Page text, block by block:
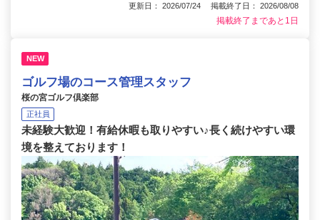
更新日： 2026/07/24 掲載終了日： 2026/08/08
掲載終了まであと1日
NEW
ゴルフ場のコース管理スタッフ
桜の宮ゴルフ倶楽部
正社員
未経験大歓迎！有給休暇も取りやすい♪長く続けやすい環
境を整えております！